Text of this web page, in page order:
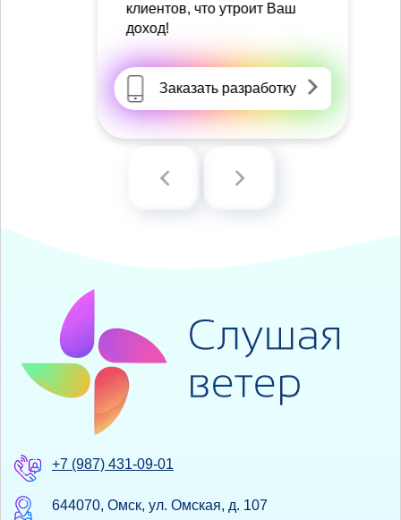
клиентов, что утроит Ваш
доход!
Заказать разработку
+7 (987) 431-09-01
644070, Омск, ул. Омская, д. 107